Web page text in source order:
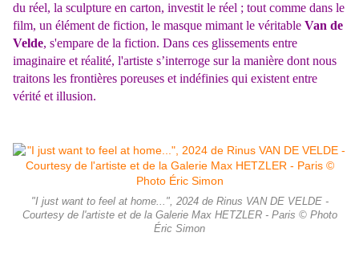
du réel, la sculpture en carton, investit le réel ; tout comme dans le
film, un élément de fiction, le masque mimant le véritable Van de
Velde, s'empare de la fiction. Dans ces glissements entre
imaginaire et réalité, l'artiste s’interroge sur la manière dont nous
traitons les frontières poreuses et indéfinies qui existent entre
vérité et illusion.
"I just want to feel at home...", 2024 de Rinus VAN DE VELDE -
Courtesy de l'artiste et de la Galerie Max HETZLER - Paris © Photo
Éric Simon